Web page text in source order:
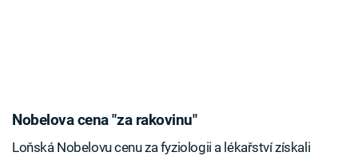
Nobelova cena "za rakovinu"
Loňská Nobelovu cenu za fyziologii a lékařství získali